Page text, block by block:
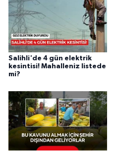
Salihli'de 4 gün elektrik
kesintisi! Mahalleniz listede
mi?